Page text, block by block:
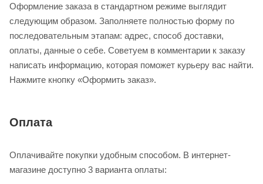
Оформление заказа в стандартном режиме выглядит
следующим образом. Заполняете полностью форму по
последовательным этапам: адрес, способ доставки,
оплаты, данные о себе. Советуем в комментарии к заказу
написать информацию, которая поможет курьеру вас найти.
Нажмите кнопку «Оформить заказ».
Оплата
Оплачивайте покупки удобным способом. В интернет-
магазине доступно 3 варианта оплаты: